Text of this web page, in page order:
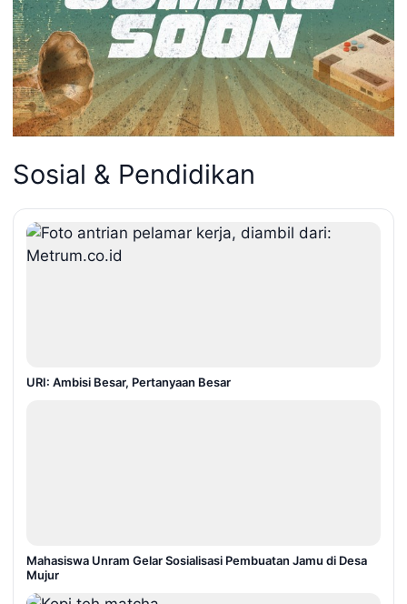
Sosial & Pendidikan
URI: Ambisi Besar, Pertanyaan Besar
Mahasiswa Unram Gelar Sosialisasi Pembuatan Jamu di Desa
Mujur